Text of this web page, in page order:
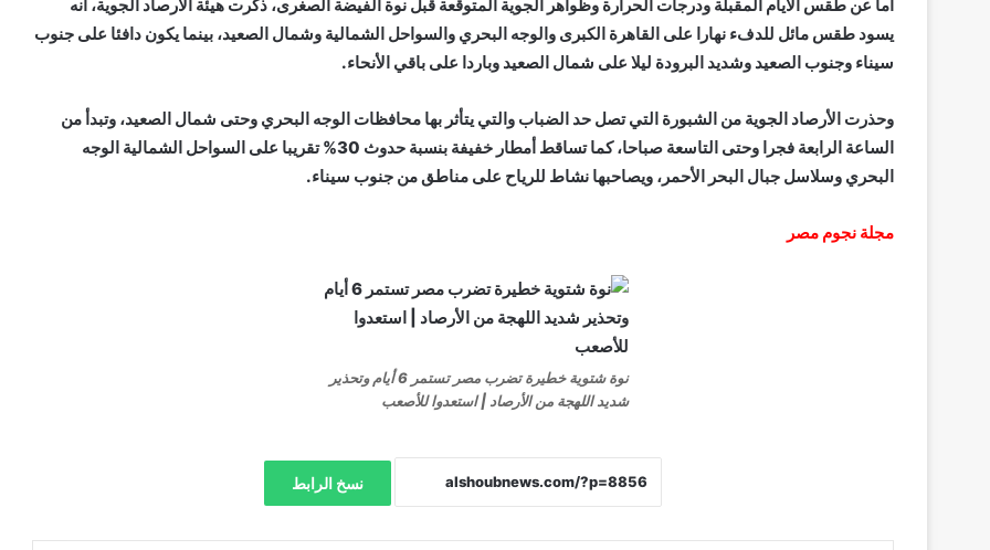
أما عن طقس الأيام المقبلة ودرجات الحرارة وظواهر الجوية المتوقعة قبل نوة الفيضة الصغرى، ذكرت هيئة الأرصاد الجوية، أنه
يسود طقس مائل للدفء نهارا على القاهرة الكبرى والوجه البحري والسواحل الشمالية وشمال الصعيد، بينما يكون دافئا على جنوب
سيناء وجنوب الصعيد وشديد البرودة ليلا على شمال الصعيد وباردا على باقي الأنحاء.
وحذرت الأرصاد الجوية من الشبورة التي تصل حد الضباب والتي يتأثر بها محافظات الوجه البحري وحتى شمال الصعيد، وتبدأ من
الساعة الرابعة فجرا وحتى التاسعة صباحا، كما تساقط أمطار خفيفة بنسبة حدوث 30% تقريبا على السواحل الشمالية الوجه
البحري وسلاسل جبال البحر الأحمر، ويصاحبها نشاط للرياح على مناطق من جنوب سيناء.
مجلة نجوم مصر
نوة شتوية خطيرة تضرب مصر تستمر 6 أيام وتحذير
شديد اللهجة من الأرصاد | استعدوا للأصعب
نسخ الرابط